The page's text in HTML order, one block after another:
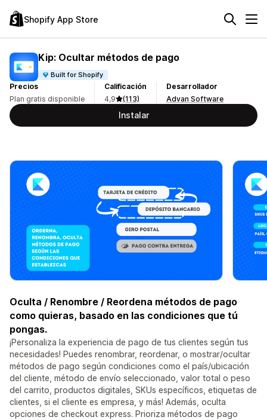
Shopify App Store
Kip: Ocultar métodos de pago
Built for Shopify
Precios
Plan gratis disponible
Calificación
4,9
(113)
Desarrollador
Advan Software
Instalar
Oculta / Renombre / Reordena métodos de pago
como quieras, basado en las condiciones que tú
pongas.
¡Personaliza la experiencia de pago de tus clientes según tus
necesidades! Puedes renombrar, reordenar, o mostrar/ocultar
métodos de pago según condiciones como el país/ubicación
del cliente, método de envío seleccionado, valor total o peso
del carrito, productos digitales, SKUs específicos, etiquetas de
clientes, si el cliente es empresa, y más! Además, oculta
opciones de checkout express. Prioriza métodos de pago